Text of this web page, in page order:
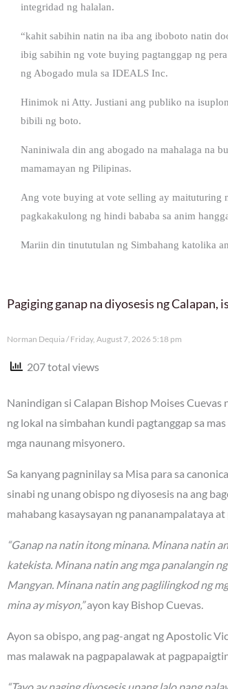
integridad ng halalan.
“kahit sabihin natin na iba ang iboboto natin
ibig sabihin ng vote buying pagtanggap ng
ng Abogado mula sa IDEALS Inc.
Hinimok ni Atty. Justiani ang publiko na
bibili ng boto.
Naniniwala din ang abogado na mahalaga na
mamamayan ng Pilipinas.
Ang vote buying at vote selling ay maituturing
pagkakakulong ng hindi bababa sa anim
Mariin din tinututulan ng Simbahang katolika
Pagiging ganap na diyosesis ng
Norman Dequia Friday, August 7, 2026 5:18 pm
207 total views
Nanindigan si Calapan Bishop Moises Cuevas
ng lokal na simbahan kundi pagtanggap sa
mga naunang misyonero.
Sa kanyang pagninilay sa Misa para sa
sinabi ng unang obispo ng diyosesis na ang
mahabang kasaysayan ng pananampalataya
“Ganap na natin itong minana. Minana natin
katekista. Minana natin ang mga panalangin
Mangyan. Minana natin ang paglilingkod ng
mina ay misyon,”ayon kay Bishop Cuevas.
Ayon sa obispo, ang pag-angat ng Apostolic
mas malawak na pagpapalawak at